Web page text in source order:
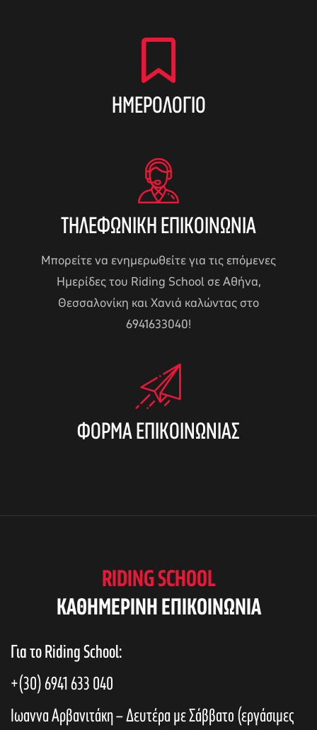
ΗΜΕΡΟΛΌΓΙΟ
ΤΗΛΕΦΩΝΙΚΉ ΕΠΙΚΟΙΝΩΝΙΑ
Μπορείτε να ενημερωθείτε για τις επόμενες
Ημερίδες του Riding School σε Αθήνα,
Θεσσαλονίκη και Χανιά καλώντας στο
6941633040!
ΦΌΡΜΑ ΕΠΙΚΟΙΝΩΝΊΑΣ
RIDING SCHOOL
KAΘΗΜΕΡΙΝΗ ΕΠΙΚΟΙΝΩΝΙΑ
Για το Riding School:
+(30) 6941 633 040
Ιωαννα Αρβανιτάκη – Δευτέρα με Σάββατο (εργάσιμες